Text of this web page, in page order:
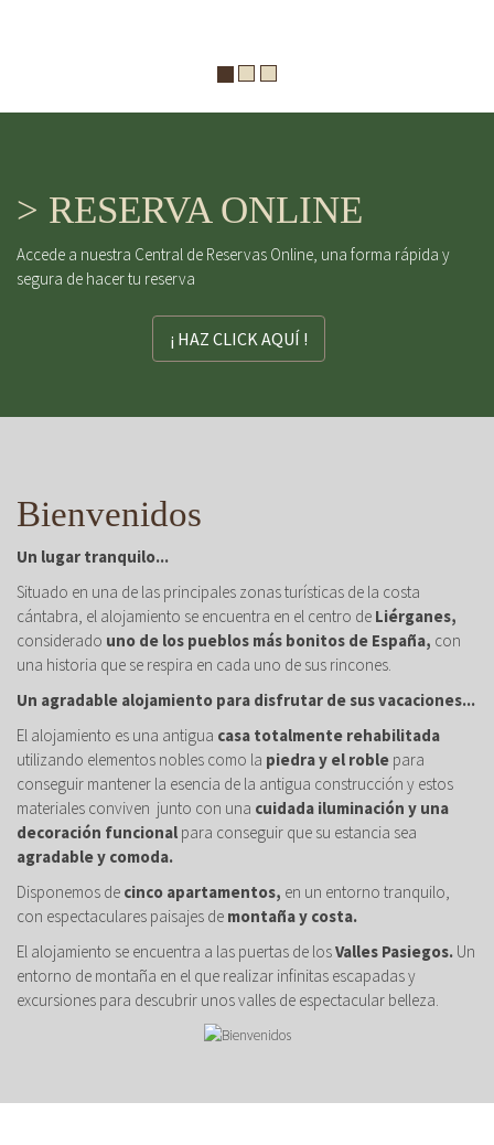
> RESERVA ONLINE
Accede a nuestra Central de Reservas Online, una forma rápida y
segura de hacer tu reserva
¡ HAZ CLICK AQUÍ !
Bienvenidos
Un lugar tranquilo...
Situado en una de las principales zonas turísticas de la costa
cántabra, el alojamiento se encuentra en el centro de Liérganes,
considerado uno de los pueblos más bonitos de España, con
una historia que se respira en cada uno de sus rincones.
Un agradable alojamiento para disfrutar de sus vacaciones...
El alojamiento es una antigua casa totalmente rehabilitada
utilizando elementos nobles como la piedra y el roble para
conseguir mantener la esencia de la antigua construcción y estos
materiales conviven junto con una cuidada iluminación y una
decoración funcional para conseguir que su estancia sea
agradable y comoda.
Disponemos de cinco apartamentos, en un entorno tranquilo,
con espectaculares paisajes de montaña y costa.
El alojamiento se encuentra a las puertas de losValles Pasiegos. Un
entorno de montaña en el que realizar infinitas escapadas y
excursiones para descubrir unos valles de espectacular belleza.